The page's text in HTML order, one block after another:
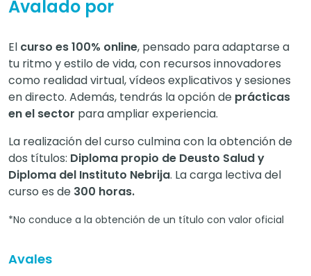
Avalado por
El curso es 100% online, pensado para adaptarse a
tu ritmo y estilo de vida, con recursos innovadores
como realidad virtual, vídeos explicativos y sesiones
en directo. Además, tendrás la opción de prácticas
en el sector para ampliar experiencia.
La realización del curso culmina con la obtención de
dos títulos: Diploma propio de Deusto Salud y
Diploma del Instituto Nebrija. La carga lectiva del
curso es de 300 horas.
*No conduce a la obtención de un título con valor oficial
Avales